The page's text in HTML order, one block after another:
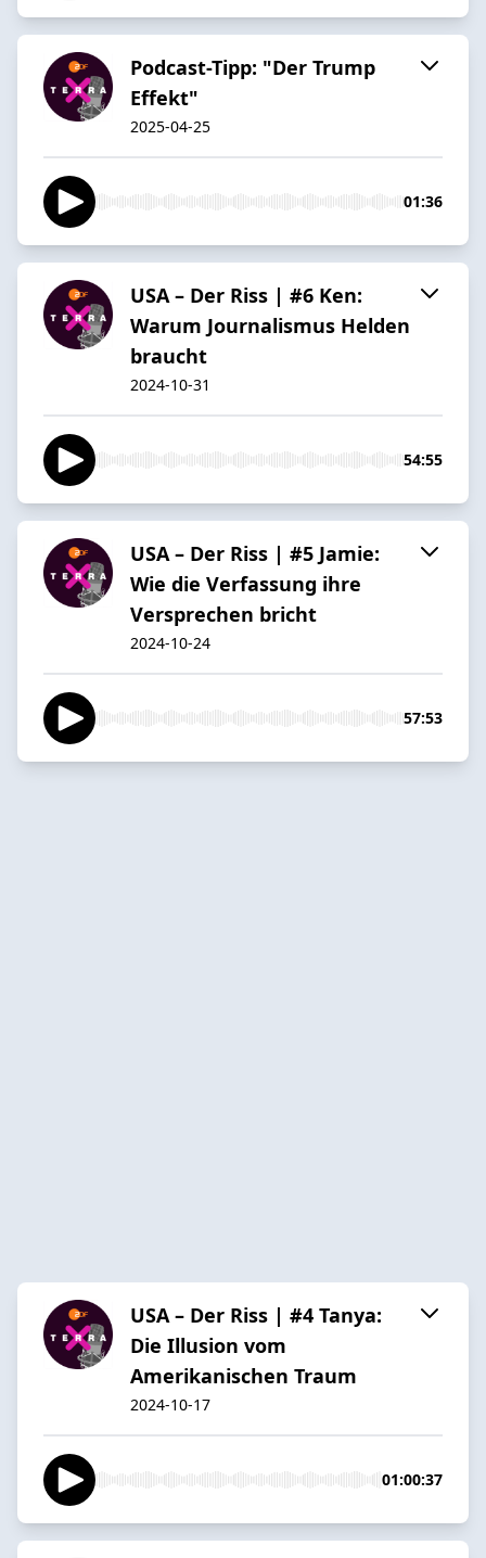
Podcast-Tipp: "Der Trump
Effekt"
2025-04-25
01:36
USA – Der Riss | #6 Ken:
Warum Journalismus Helden
braucht
2024-10-31
54:55
USA – Der Riss | #5 Jamie:
Wie die Verfassung ihre
Versprechen bricht
2024-10-24
57:53
USA – Der Riss | #4 Tanya:
Die Illusion vom
Amerikanischen Traum
2024-10-17
01:00:37